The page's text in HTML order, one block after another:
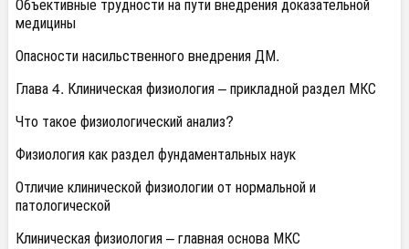
медицины
Опасности насильственного внедрения ДМ.
Глава 4. Клиническая физиология – прикладной раздел МКС
Что такое физиологический анализ?
Физиология как раздел фундаментальных наук
Отличие клинической физиологии от нормальной и
патологической
Клиническая физиология – главная основа МКС